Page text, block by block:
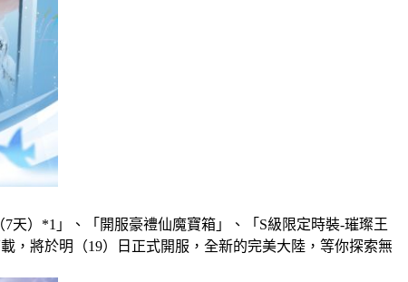
天）*1」、「開服豪禮仙魔寶箱」、「S級限定時裝-璀璨王
，將於明（19）日正式開服，全新的完美大陸，等你探索無